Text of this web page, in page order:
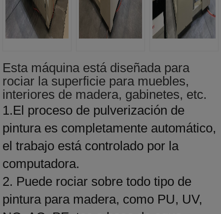
Esta máquina está diseñada para
rociar la superficie para muebles,
interiores de madera, gabinetes, etc.
1.El proceso de pulverización de
pintura es completamente automático,
el trabajo está controlado por la
computadora.
2. Puede rociar sobre todo tipo de
pintura para madera, como PU, UV,